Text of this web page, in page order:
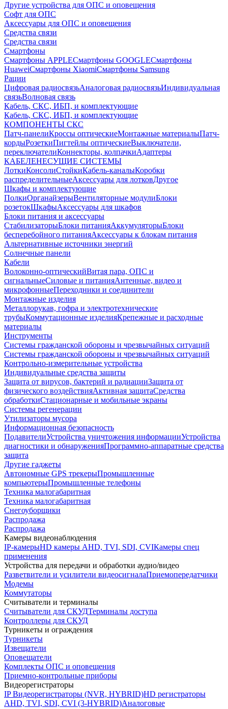
Другие устройства для ОПС и оповещения
Софт для ОПС
Аксессуары для ОПС и оповещения
Средства связи
Средства связи
Смартфоны
Смартфоны APPLEСмартфоны GOOGLEСмартфоны
HuaweiСмартфоны XiaomiСмартфоны Samsung
Рации
Цифровая радиосвязьАналоговая радиосвязьИндивидуальная
связьВолновая связь
Кабель, СКС, ИБП, и комплектующие
Кабель, СКС, ИБП, и комплектующие
КОМПОНЕНТЫ СКС
Патч-панелиКроссы оптическиеМонтажные материалыПатч-
кордыРозеткиПигтейлы оптическиеВыключатели,
переключателиКоннекторы, колпачкиАдаптеры
КАБЕЛЕНЕСУЩИЕ СИСТЕМЫ
ЛоткиКонсолиСтойкиКабель-каналыКоробки
распределительныеАксессуары для лотковДругое
Шкафы и комплектующие
ПолкиОрганайзерыВентиляторные модулиБлоки
розетокШкафыАксессуары для шкафов
Блоки питания и аксессуары
СтабилизаторыБлоки питанияАккумуляторыБлоки
бесперебойного питанияАксессуары к блокам питания
Альтернативные источники энергий
Солнечные панели
Кабели
Волоконно-оптическийВитая пара, ОПС и
сигнальныеСиловые и питанияАнтенные, видео и
микрофонныеПереходники и соединители
Монтажные изделия
Металлорукав, гофра и электротехнические
трубыКоммутационные изделияКрепежные и расходные
материалы
Инструменты
Системы гражданской обороны и чрезвычайных ситуаций
Системы гражданской обороны и чрезвычайных ситуаций
Контрольно-измерительные устройства
Индивидуальные средства защиты
Защита от вирусов, бактерий и радиацииЗащита от
физического воздействияАктивная защитаСредства
обработкиСтационарные и мобильные экраны
Системы регенерации
Утилизаторы мусора
Информационная безопасность
ПодавителиУстройства уничтожения информацииУстройства
диагностики и обнаруженияПрограммно-аппаратные средства
защита
Другие гаджеты
Автономные GPS трекерыПромышленные
компьютерыПромышленные телефоны
Техника малогабаритная
Техника малогабаритная
Снегоуборщики
Распродажа
Распродажа
Камеры видеонаблюдения
IP-камерыHD камеры AHD, TVI, SDI, CVIКамеры спец
применения
Устройства для передачи и обработки аудио/видео
Разветвители и усилители видеосигналаПриемопередатчики
Модемы
Коммутаторы
Считыватели и терминалы
Считыватели для СКУДТерминалы доступа
Контроллеры для СКУД
Турникеты и ограждения
Турникеты
Извещатели
Оповещатели
Комплекты ОПС и оповещения
Приемно-контрольные приборы
Видеорегистраторы
IP Видеорегистраторы (NVR, HYBRID)HD регистраторы
AHD, TVI, SDI, CVI (3-HYBRID)Аналоговые